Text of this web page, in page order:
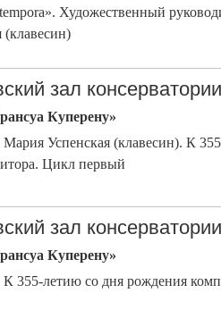
Художественный
(клавесин)
зал консерватории
Куперену»
Успенская (клавесин). К
Цикл первый
зал консерватории
Куперену»
355-летию со дня рождения